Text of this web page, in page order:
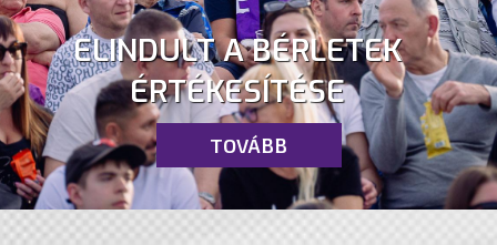
ELINDULT A BÉRLETEK
ÉRTÉKESÍTÉSE
TOVÁBB